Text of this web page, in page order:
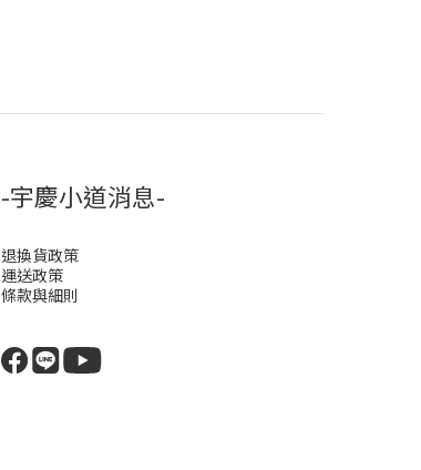
-宇慶小道消息-
退換貨政策
運送政策
條款與細則